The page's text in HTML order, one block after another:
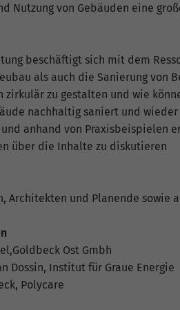
Nutzung von Gebäuden eine
beschäftigt sich mit dem
als auch die Sanierung von
zirkulär zu gestalten und wie
nachhaltig saniert und
anhand von Praxisbeispielen
über die Inhalte zu diskutieren
Architekten und Planende sowie
Ost Gmbh
Dossin, Institut für Graue Energie
Polycare